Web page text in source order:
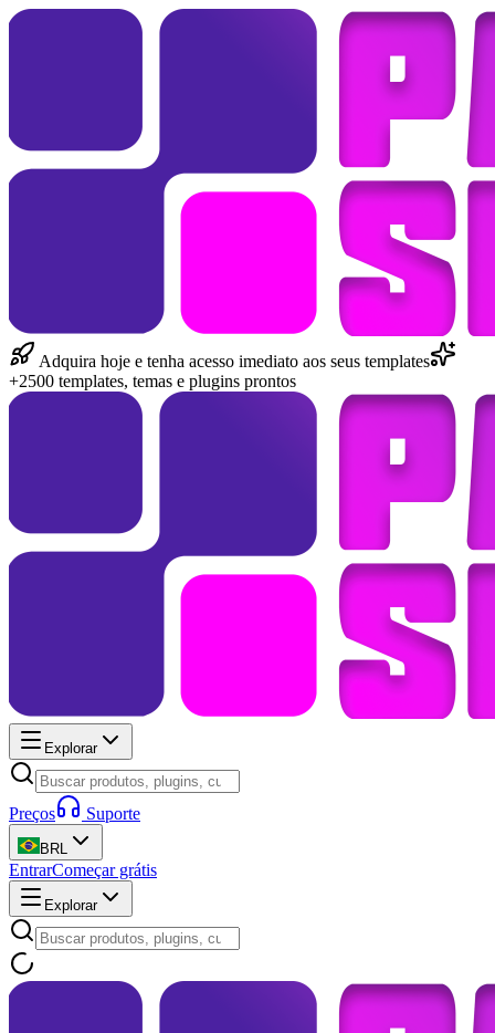
Adquira hoje e tenha acesso imediato aos seus templates
+2500 templates, temas e plugins prontos
Explorar
Preços Suporte
BRL
EntrarComeçar grátis
Explorar